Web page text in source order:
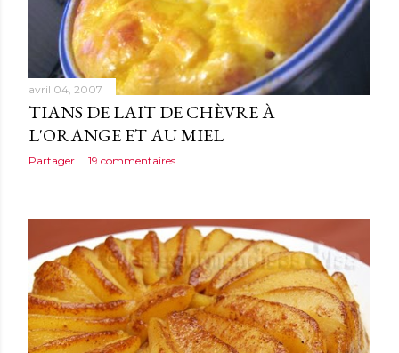
avril 04, 2007
TIANS DE LAIT DE CHÈVRE À
L'ORANGE ET AU MIEL
Partager 19 commentaires